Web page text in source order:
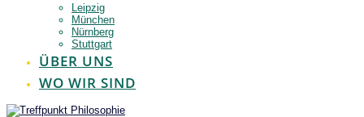
Leipzig
München
Nürnberg
Stuttgart
ÜBER UNS
WO WIR SIND